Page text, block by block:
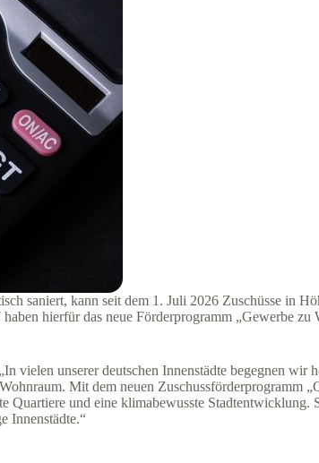
saniert, kann seit dem 1. Juli 2026 Zuschüsse in
hierfür das neue Förderprogramm „Gewerbe zu
unserer deutschen Innenstädte begegnen wir
Mit dem neuen
und eine klimabewusste
Innenstädte.“